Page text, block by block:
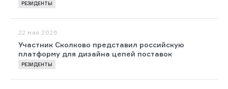
РЕЗИДЕНТЫ
22 мая 2026
Участник Сколково представил российскую
платформу для дизайна цепей поставок
РЕЗИДЕНТЫ